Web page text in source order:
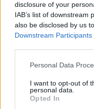
disclosure of your
IAB’s list of downstream
also be disclosed by us
Downstream Participants
Personal Data
I want to opt-out of
personal data.
Opted In